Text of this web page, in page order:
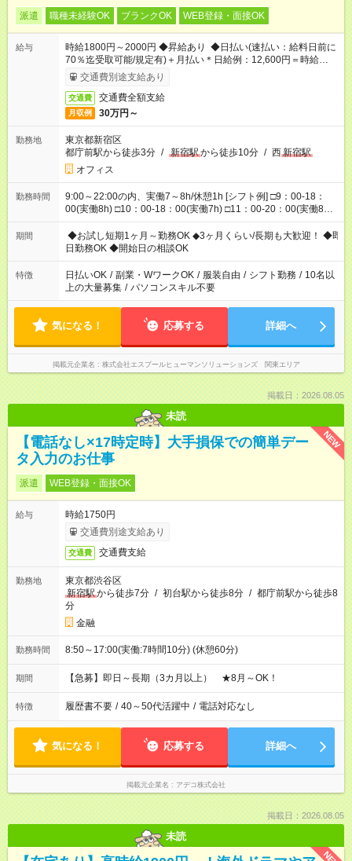
派遣 職種未経験OK ブランクOK WEB登録・面接OK
給与
時給1800円～2000円 ◆昇給あり ◆日払い(速払い：給料日前に
70％迄受取可能/規定有)＋月払い＊日給例：12,600円＝時給
1800円×7h
交通費別途支給あり
交通費 交通費全額支給
月収例 30万円～
勤務地
東京都新宿区
都庁前駅から徒歩3分 / 新宿駅から徒歩10分 / 西新宿駅
オフィス
勤務時間
9:00～22:00の内、実働7～8h/休憩1h [シフト例] □9：00-18：
00(実働8h) □10：00-18：00(実働7h) □11：00-20：00(実働8h)
□12：00-21：00(実働8h) □13：00-22：00(実働8h) □14：00-
22：00(実働7h) ◆勤務時間固定の相談OK ◆上記以外の勤務時間
も相談OK
期間
◆お試し短期1ヶ月～勤務OK ◆3ヶ月くらい/長期も大歓迎！ ◆即
日勤務OK ◆開始日の相談OK
特徴 日払いOK / 副業・WワークOK / 服装自由 / シフト勤務 / 10名以
上の大量募集 / パソコンスキル不要
気になる！ 応募する 詳細へ
掲載元企業名 株式会社エスプールヒューマンソリューションズ 関東エリア
掲載日：2026.08.05
未読
NEW
【電話なし×17時定時】大手損保での簡単デー
タ入力のお仕事
派遣 WEB登録・面接OK
給与
時給1750円
交通費別途支給あり
交通費 交通費支給
勤務地
東京都渋谷区
新宿駅から徒歩7分 / 初台駅から徒歩8分 / 都庁前駅から徒歩8
分
金融
勤務時間 8:50～17:00(実働:7時間10分) (休憩60分)
期間 【急募】即日～長期（3カ月以上） ★8月～OK！
特徴 履歴書不要 / 40～50代活躍中 / 電話対応なし
気になる！ 応募する 詳細へ
掲載元企業名 アデコ株式会社
掲載日：2026.08.05
未読